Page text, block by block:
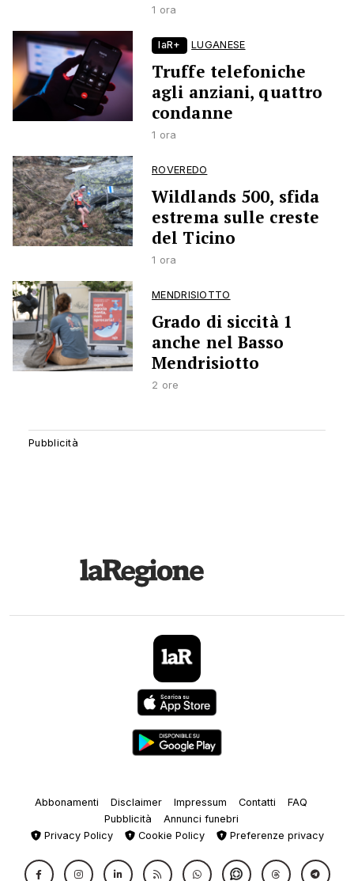
1 ora
laR+ LUGANESE
Truffe telefoniche
agli anziani, quattro
condanne
1 ora
ROVEREDO
Wildlands 500, sfida
estrema sulle creste
del Ticino
1 ora
MENDRISIOTTO
Grado di siccità 1
anche nel Basso
Mendrisiotto
2 ore
Abbonamenti Disclaimer Impressum Contatti
FAQ
Pubblicità
Annunci funebri
Privacy Policy
Cookie Policy Preferenze privacy